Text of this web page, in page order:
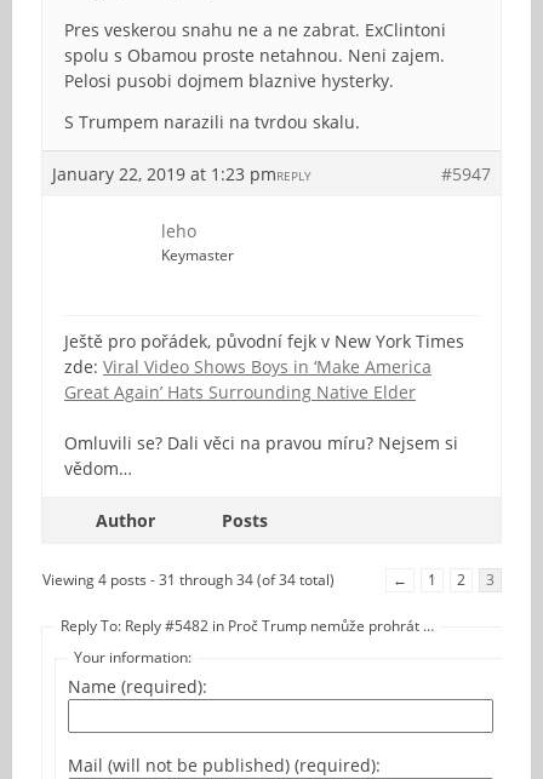
Pres veskerou snahu ne a ne zabrat. ExClintoni
spolu s Obamou proste netahnou. Neni zajem.
Pelosi pusobi dojmem blaznive hysterky.
S Trumpem narazili na tvrdou skalu.
January 22, 2019 at 1:23 pm #5947
REPLY
leho
Keymaster
Ještě pro pořádek, původní fejk v New York Times
zde: Viral Video Shows Boys in ‘Make America
Great Again’ Hats Surrounding Native Elder
Omluvili se? Dali věci na pravou míru? Nejsem si
vědom…
Author Posts
Viewing 4 posts - 31 through 34 (of 34 total) ← 1 2 3
Reply To: Reply #5482 in Proč Trump nemůže prohrát …
Your information:
Name (required):
Mail (will not be published) (required):